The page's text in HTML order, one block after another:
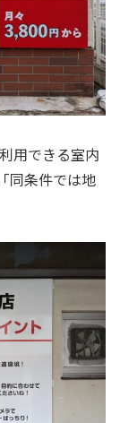
用できる室内
同条件では地